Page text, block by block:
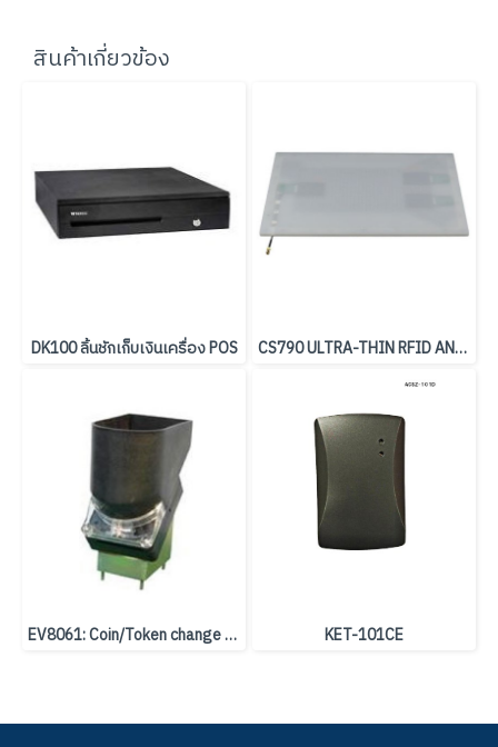
สินค้าเกี่ยวข้อง
DK100 ลิ้นชักเก็บเงินเครื่อง POS CS790 ULTRA-THIN RFID ANTENNA - 700x250x6 mm
EV8061: Coin/Token change machine KET-101CE